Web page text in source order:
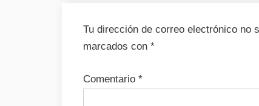
Tu dirección de correo electrónico no
marcados con *
Comentario *